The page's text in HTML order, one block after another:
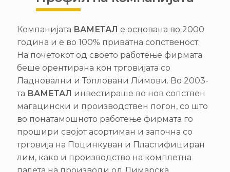
Компанијата ВАМЕТАЛ е основанa во 2000
година и е во 100% приватна сопственост.
На почетокот од своето работење фирмата
беше орентирана кон трговијата со
Ладновални и Топловани Лимови. Во 2003-
та ВАМЕТАЛ инвестираше во нов сопствен
магацински и производствен погон, со што
во понатамошното работење фирмата го
прошири својот асортиман и започна со
трговија на Поцинкуван и Пластифициран
лим, како и производство на комплетна